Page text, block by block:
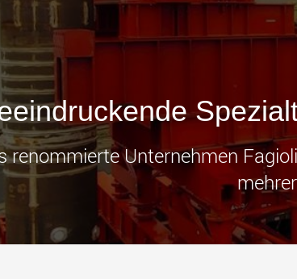
renommierte Unternehmen